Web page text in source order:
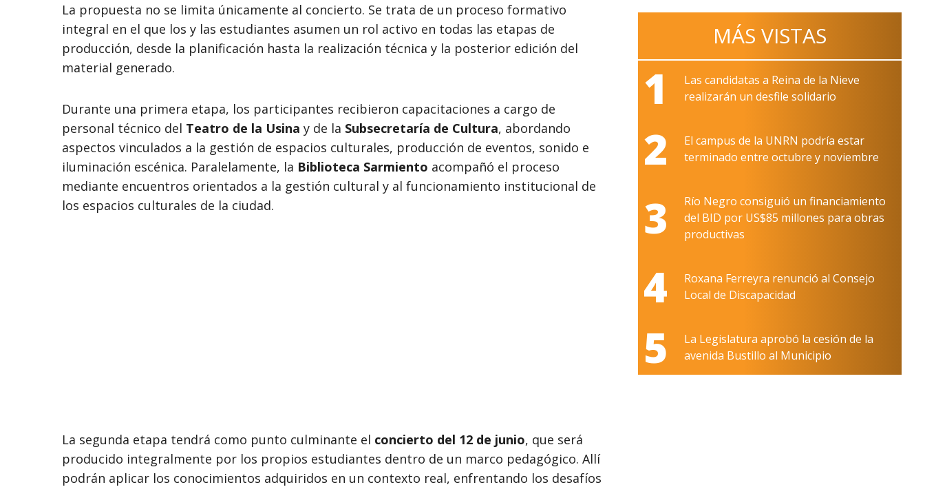
La propuesta no se limita únicamente al concierto. Se trata de un proceso formativo
integral en el que los y las estudiantes asumen un rol activo en todas las etapas de
producción, desde la planificación hasta la realización técnica y la posterior edición del
material generado.
Durante una primera etapa, los participantes recibieron capacitaciones a cargo de
personal técnico del Teatro de la Usina y de la Subsecretaría de Cultura, abordando
aspectos vinculados a la gestión de espacios culturales, producción de eventos, sonido e
iluminación escénica. Paralelamente, la Biblioteca Sarmiento acompañó el proceso
mediante encuentros orientados a la gestión cultural y al funcionamiento institucional de
los espacios culturales de la ciudad.
La segunda etapa tendrá como punto culminante el concierto del 12 de junio, que será
producido integralmente por los propios estudiantes dentro de un marco pedagógico. Allí
podrán aplicar los conocimientos adquiridos en un contexto real, enfrentando los desafíos
MÁS VISTAS
1
Las candidatas a Reina de la Nieve
realizarán un desfile solidario
2
El campus de la UNRN podría estar
terminado entre octubre y noviembre
3
Río Negro consiguió un financiamiento
del BID por US$85 millones para obras
productivas
4
Roxana Ferreyra renunció al Consejo
Local de Discapacidad
5
La Legislatura aprobó la cesión de la
avenida Bustillo al Municipio